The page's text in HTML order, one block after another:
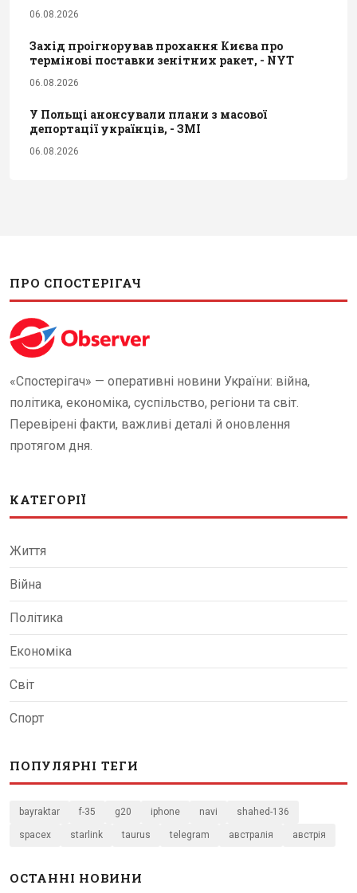
06.08.2026
Захід проігнорував прохання Києва про
термінові поставки зенітних ракет, - NYT
06.08.2026
У Польщі анонсували плани з масової
депортації українців, - ЗМІ
06.08.2026
ПРО СПОСТЕРІГАЧ
«Спостерігач» — оперативні новини України: війна,
політика, економіка, суспільство, регіони та світ.
Перевірені факти, важливі деталі й оновлення
протягом дня.
КАТЕГОРІЇ
Життя
Війна
Політика
Економіка
Світ
Спорт
ПОПУЛЯРНІ ТЕГИ
bayraktar f-35 g20 iphone navi shahed-136
spacex starlink taurus telegram австралія австрія
ОСТАННІ НОВИНИ